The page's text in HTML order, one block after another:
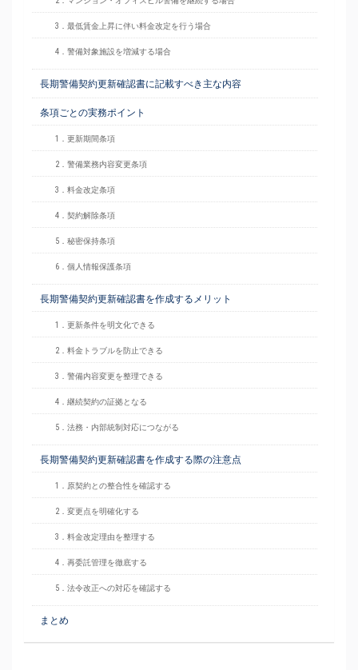
3．最低賃金上昇に伴い料金改定を行う場合
4．警備対象施設を増減する場合
長期警備契約更新確認書に記載すべき主な内容
条項ごとの実務ポイント
1．更新期間条項
2．警備業務内容変更条項
3．料金改定条項
4．契約解除条項
5．秘密保持条項
6．個人情報保護条項
長期警備契約更新確認書を作成するメリット
1．更新条件を明文化できる
2．料金トラブルを防止できる
3．警備内容変更を整理できる
4．継続契約の証拠となる
5．法務・内部統制対応につながる
長期警備契約更新確認書を作成する際の注意点
1．原契約との整合性を確認する
2．変更点を明確化する
3．料金改定理由を整理する
4．再委託管理を徹底する
5．法令改正への対応を確認する
まとめ